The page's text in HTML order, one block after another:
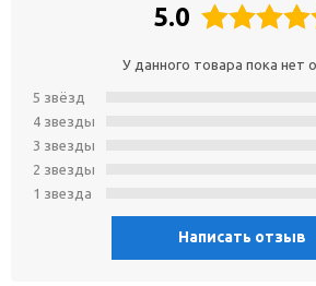
5.0
У данного товара пока нет
5 звёзд
4 звeзды
3 звeзды
2 звeзды
1 звeзда
Написать отзыв